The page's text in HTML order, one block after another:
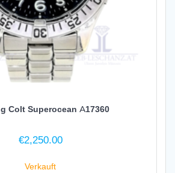
Colt Superocean A17360
€2,250.00
Verkauft